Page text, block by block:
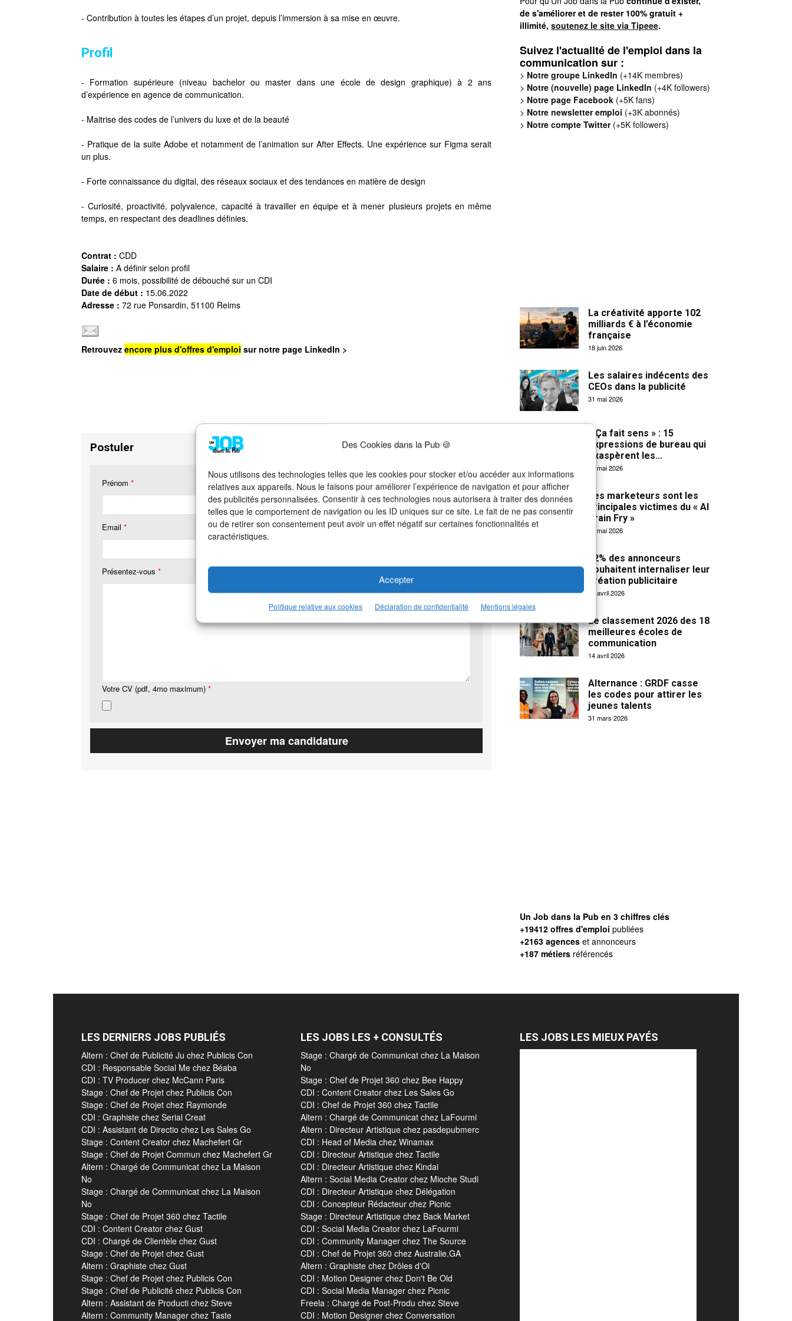
Des Cookies dans la Pub 🍪
Nous utilisons des technologies telles que les cookies pour stocker et/ou accéder aux informations
relatives aux appareils. Nous le faisons pour améliorer l’expérience de navigation et pour afficher
des publicités personnalisées. Consentir à ces technologies nous autorisera à traiter des données
telles que le comportement de navigation ou les ID uniques sur ce site. Le fait de ne pas consentir
ou de retirer son consentement peut avoir un effet négatif sur certaines fonctionnalités et
caractéristiques.
Accepter
Politique relative aux cookies Déclaration de confidentialité Mentions légales
- Contribution à toutes les étapes d’un projet, depuis l’immersion à sa mise en œuvre.
Profil
- Formation supérieure (niveau bachelor ou master dans une école de design graphique) à 2 ans
d’expérience en agence de communication.
- Maitrise des codes de l’univers du luxe et de la beauté
- Pratique de la suite Adobe et notamment de l’animation sur After Effects. Une expérience sur Figma serait
un plus.
- Forte connaissance du digital, des réseaux sociaux et des tendances en matière de design
- Curiosité, proactivité, polyvalence, capacité à travailler en équipe et à mener plusieurs projets en même
temps, en respectant des deadlines définies.
Contrat : CDD
Salaire : A définir selon profil
Durée : 6 mois, possibilité de débouché sur un CDI
Date de début : 15.06.2022
Adresse : 72 rue Ponsardin, 51100 Reims
Retrouvez encore plus d'offres d'emploi sur notre page LinkedIn >
Postuler
Prénom * Nom*
Email *
Présentez-vous *
Votre CV (pdf, 4mo maximum) *
de s'améliorer et de rester 100% gratuit +
illimité, soutenez le site via Tipeee.
Suivez l'actualité de l'emploi dans la
communication sur :
> Notre groupe LinkedIn (+14K membres)
> Notre (nouvelle) page LinkedIn (+4K followers)
> Notre page Facebook (+5K fans)
> Notre newsletter emploi (+3K abonnés)
> Notre compte Twitter(+5K followers)
La créativité apporte 102
milliards € à l’économie
française
18 juin 2026
Les salaires indécents des
CEOs dans la publicité
31 mai 2026
« Ça fait sens » : 15
expressions de bureau qui
exaspèrent les...
27 mai 2026
Les marketeurs sont les
principales victimes du « AI
Brain Fry »
19 mai 2026
32% des annonceurs
souhaitent internaliser leur
création publicitaire
15 avril 2026
Le classement 2026 des 18
meilleures écoles de
communication
14 avril 2026
Alternance : GRDF casse
les codes pour attirer les
jeunes talents
31 mars 2026
Un Job dans la Pub en 3 chiffres clés
+19412 offres d'emploi publiées
+2163 agences et annonceurs
+187 métiers référencés
LES DERNIERS JOBS PUBLIÉS
Altern : Chef de Publicité Ju chez Publicis Con
CDI : Responsable Social Me chez Béaba
CDI : TV Producer chez McCann Paris
Stage : Chef de Projet chez Publicis Con
Stage : Chef de Projet chez Raymonde
CDI : Graphiste chez Serial Creat
CDI : Assistant de Directio chez Les Sales Go
Stage : Content Creator chez Machefert Gr
Stage : Chef de Projet Commun chez Machefert Gr
Altern : Chargé de Communicat chez La Maison
No
Stage : Chargé de Communicat chez La Maison
No
Stage : Chef de Projet 360 chez Tactile
CDI : Content Creator chez Gust
CDI : Chargé de Clientèle chez Gust
Stage : Chef de Projet chez Gust
Altern : Graphiste chez Gust
Stage : Chef de Projet chez Publicis Con
Stage : Chef de Publicité chez Publicis Con
Altern : Assistant de Producti chez Steve
Altern : Community Manager chez Taste
LES JOBS LES + CONSULTÉS
Stage : Chargé de Communicat chez La Maison
No
Stage : Chef de Projet 360 chez Bee Happy
CDI : Content Creator chez Les Sales Go
CDI : Chef de Projet 360 chez Tactile
Altern : Chargé de Communicat chez LaFourmi
Altern : Directeur Artistique chez pasdepubmerc
CDI : Head of Media chez Winamax
CDI : Directeur Artistique chez Tactile
CDI : Directeur Artistique chez Kindai
Altern : Social Media Creator chez Mioche Studi
CDI : Directeur Artistique chez Délégation
CDI : Concepteur Rédacteur chez Picnic
Stage : Directeur Artistique chez Back Market
CDI : Social Media Creator chez LaFourmi
CDI : Community Manager chez The Source
CDI : Chef de Projet 360 chez Australie.GA
Altern : Graphiste chez Drôles d'Oi
CDI : Motion Designer chez Don't Be Old
CDI : Social Media Manager chez Picnic
Freela : Chargé de Post-Produ chez Steve
CDI : Motion Designer chez Conversation
LES JOBS LES MIEUX PAYÉS